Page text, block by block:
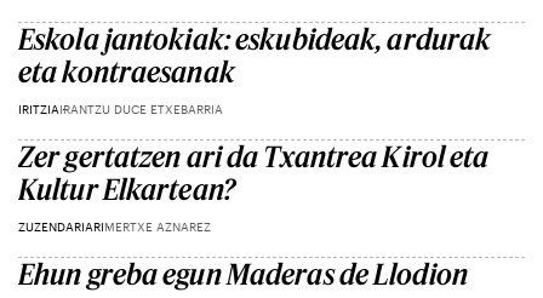
Eskola jantokiak: eskubideak, ardurak
eta kontraesanak
IRITZIAIRANTZU DUCE ETXEBARRIA
Zer gertatzen ari da Txantrea Kirol eta
Kultur Elkartean?
ZUZENDARIARIMERTXE AZNAREZ
Ehun greba egun Maderas de Llodion